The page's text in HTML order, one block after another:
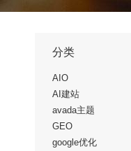
分类
AIO
AI建站
avada主题
GEO
google优化